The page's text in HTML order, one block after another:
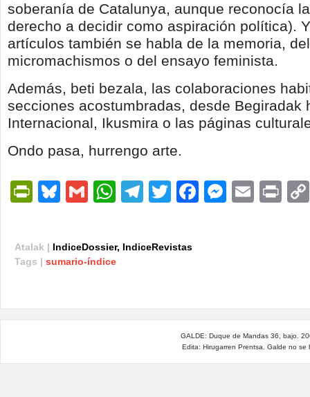
soberanía de Catalunya, aunque reconocía
derecho a decidir como aspiración política).
artículos también se habla de la memoria,
micromachismos o del ensayo feminista.
Además, beti bezala, las colaboraciones
secciones acostumbradas, desde Begiradak
Internacional, Ikusmira o las páginas
Ondo pasa, hurrengo arte.
PrintFriendly
Bluesky
GmailWhatsApp
Telegram
TwitterFacebook
Email
Atalak | IndiceDossier, IndiceRevistas
Tags | sumario-índice
GALDE: Duque de Mandas 36, bajo.
Edita: Hirugarren Prentsa. Galde no